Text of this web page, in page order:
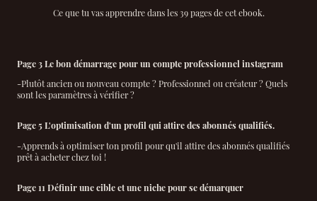
Ce que tu vas apprendre dans les 39 pages de cet ebook.
Page 3 Le bon démarrage pour un compte professionnel instagram
-Plutôt ancien ou nouveau compte ? Professionnel ou créateur ? Quels
sont les paramètres à vérifier ?
Page 5 L'optimisation d'un profil qui attire des abonnés qualifiés.
-Apprends à optimiser ton profil pour qu'il attire des abonnés qualifiés
prêt à acheter chez toi !
Page 11 Définir une cible et une niche pour se démarquer